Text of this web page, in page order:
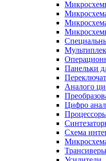
Панельки
Аналого
Цифро
Схема
Трансиверы